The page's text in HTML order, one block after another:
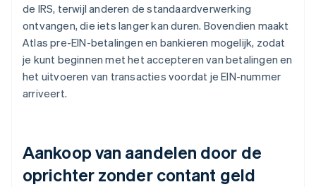
de IRS, terwijl anderen de standaardverwerking
ontvangen, die iets langer kan duren. Bovendien maakt
Atlas pre-EIN-betalingen en bankieren mogelijk, zodat
je kunt beginnen met het accepteren van betalingen en
het uitvoeren van transacties voordat je EIN-nummer
arriveert.
Aankoop van aandelen door de
oprichter zonder contant geld